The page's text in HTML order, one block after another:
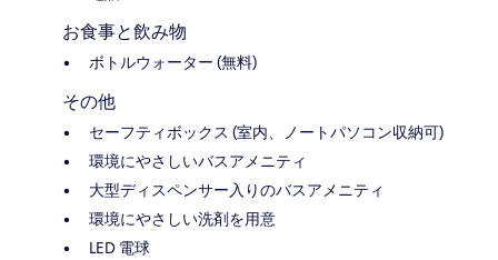
お食事と飲み物
ボトルウォーター (無料)
その他
セーフティボックス (室内、ノートパソコン収納可)
環境にやさしいバスアメニティ
大型ディスペンサー入りのバスアメニティ
環境にやさしい洗剤を用意
LED 電球